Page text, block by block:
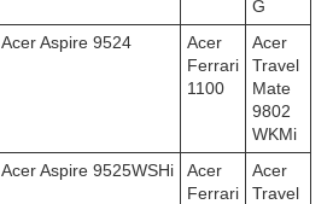
G
Acer Aspire 9524
Acer
Ferrari
1100
Acer
Travel
Mate
9802
WKMi
Acer Aspire 9525WSHi
Acer
Ferrari
Acer
Travel